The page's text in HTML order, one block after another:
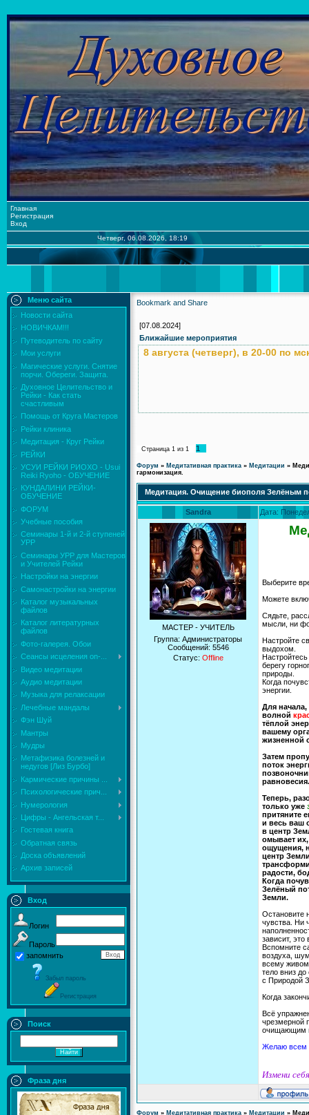
Главная
Регистрация
Вход
Четверг, 06.08.2026, 18:19
Меню сайта
Новости сайта
НОВИЧКАМ!!!
Путеводитель по сайту
Мои услуги
Магические услуги. Снятие
порчи. Обереги. Защита.
Духовное Целительство и
Рейки - Как стать
счастливым
Помощь от Круга Мастеров
Рейки клиника
Медитация - Круг Рейки
РЕЙКИ
УСУИ РЕЙКИ РИОХО - Usui
Reiki Ryoho - ОБУЧЕНИЕ
КУНДАЛИНИ РЕЙКИ-
ОБУЧЕНИЕ
ФОРУМ
Учебные пособия
Семинары 1-й и 2-й ступеней
УРР
Семинары УРР для Мастеров
и Учителей Рейки
Настройки на энергии
Самонастройки на энергии
Каталог музыкальных
файлов
Каталог литературных
файлов
Фото-галерея. Обои
Сеансы исцеления on-...
Видео медитации
Аудио медитации
Музыка для релаксации
Лечебные мандалы
Фэн Шуй
Мантры
Мудры
Mетафизика болезней и
недугов [Лиз Бурбо]
Кармические причины ...
Психологические прич...
Нумерология
Цифры - Ангельская т...
Гостевая книга
Обратная связь
Доска объявлений
Архив записей
Вход
Логин
Пароль
запомнить
Забыл пароль
Регистрация
Поиск
Фраза дня
[07.08.2024]
Ближайшие мероприятия
8 августа (четверг), в 20-00 по
Страница 1 из 1 1
Форум » Медитативная практика » Медитации »
гармонизация.
Медитация. Очищение биополя Зелёным
Sandra Дата:
МАСТЕР - УЧИТЕЛЬ
Группа: Администраторы
Сообщений: 5546
Статус: Offline
Выберите
Можете
Сядьте,
мысли, ни
Настройте
выдохом.
берегу
природы.
Когда
энергии.
Для начала,
волной
тёплой
вашему
жизненной
Затем
поток
Теперь,
только уже
притяните
и весь ваш
в центр
омывает
ощущения,
центр
радости,
Когда
Зелёный
Земли.
Остановите
чувства. Ни
зависит,
Вспомните
воздуха,
всему
тело вниз
с Природой
Когда
Всё
чрезмерной
очищающим
Желаю всем
Измени
Форум » Медитативная практика » Медитации »